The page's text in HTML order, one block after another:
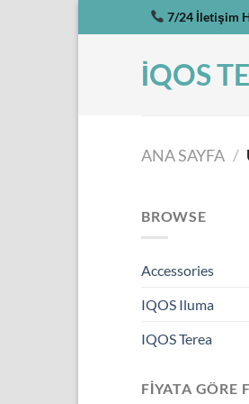
atla
7/24 İletişim
İQOS
ANA SAYFA /
BROWSE
Accessories
IQOS Iluma
IQOS Terea
FIYATA GÖRE